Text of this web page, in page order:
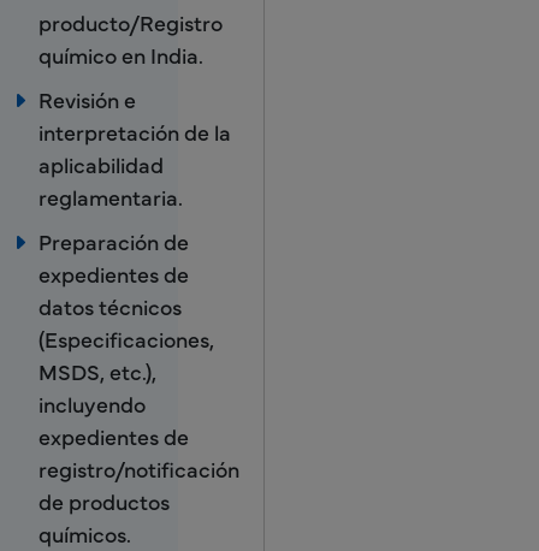
producto/Registro
químico en India.
Revisión e
interpretación de la
aplicabilidad
reglamentaria.
Preparación de
expedientes de
datos técnicos
(Especificaciones,
MSDS, etc.),
incluyendo
expedientes de
registro/notificación
de productos
químicos.